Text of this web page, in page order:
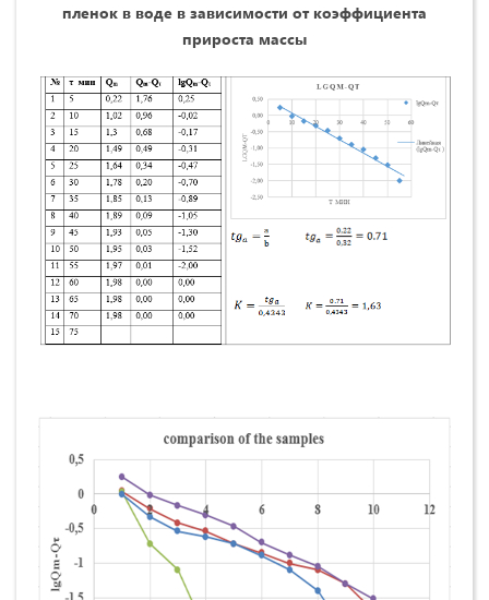
пленок в воде в зависимости от коэффициента
прироста массы